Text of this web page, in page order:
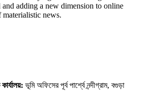
adding a new dimension to online
news.
ভূমি অফিসের পূর্ব পার্শ্বে নন্দীগ্রাম, বগুড়া